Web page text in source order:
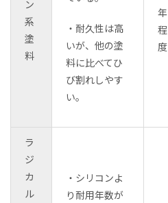
ン
系
塗
料
・耐久性は高
いが、他の塗
料に比べてひ
び割れしやす
い。
年
程
度
ラ
ジ
カ
ル
・シリコンよ
り耐用年数が